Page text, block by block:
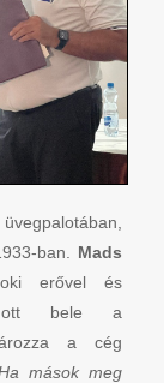
ban. Mads
erővel és
bele a
a cég
mások meg